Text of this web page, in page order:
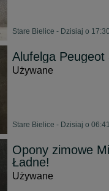
Stare Bielice - Dzisiaj o 17:30
Alufelga
Używane
Stare Bielice - Dzisiaj o 06:41
Opony zimowe
Ładne!
Używane